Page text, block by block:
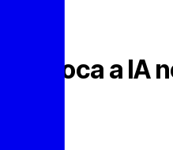
coloca a